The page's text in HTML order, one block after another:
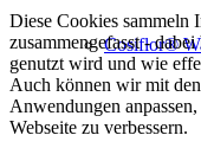
Cosiflor®
Diese Cookies sammeln
zusammengefasst -
genutzt wird und wie
Auch können wir mit
Anwendungen
Webseite zu verbessern.